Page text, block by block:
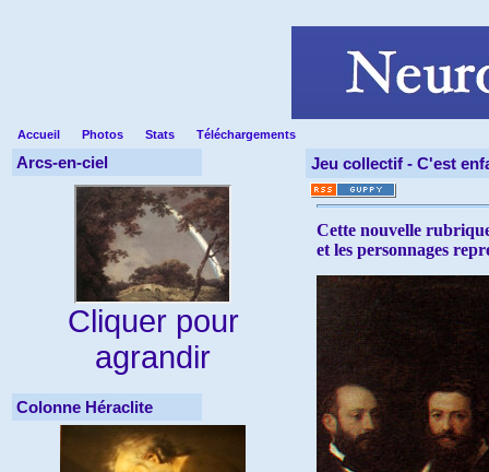
Accueil Photos Stats Téléchargements
Arcs-en-ciel
Cliquer pour
agrandir
Colonne Héraclite
Jeu collectif - C'est
Cette nouvelle
et les personnages